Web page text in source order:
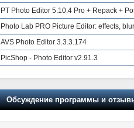
PT Photo Editor 5.10.4 Pro + Repack +
Photo Lab PRO Picture Editor: effects,
AVS Photo Editor 3.3.3.174
PicShop - Photo Editor v2.91.3
Обсуждение программы и